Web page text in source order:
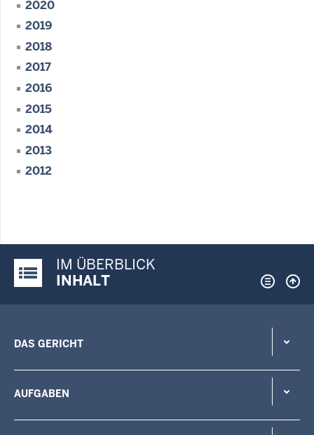
2020
2019
2018
2017
2016
2015
2014
2013
2012
Justiz-Portal im Überblick:
IM ÜBERBLICK
INHALT
DAS GERICHT
AUFGABEN